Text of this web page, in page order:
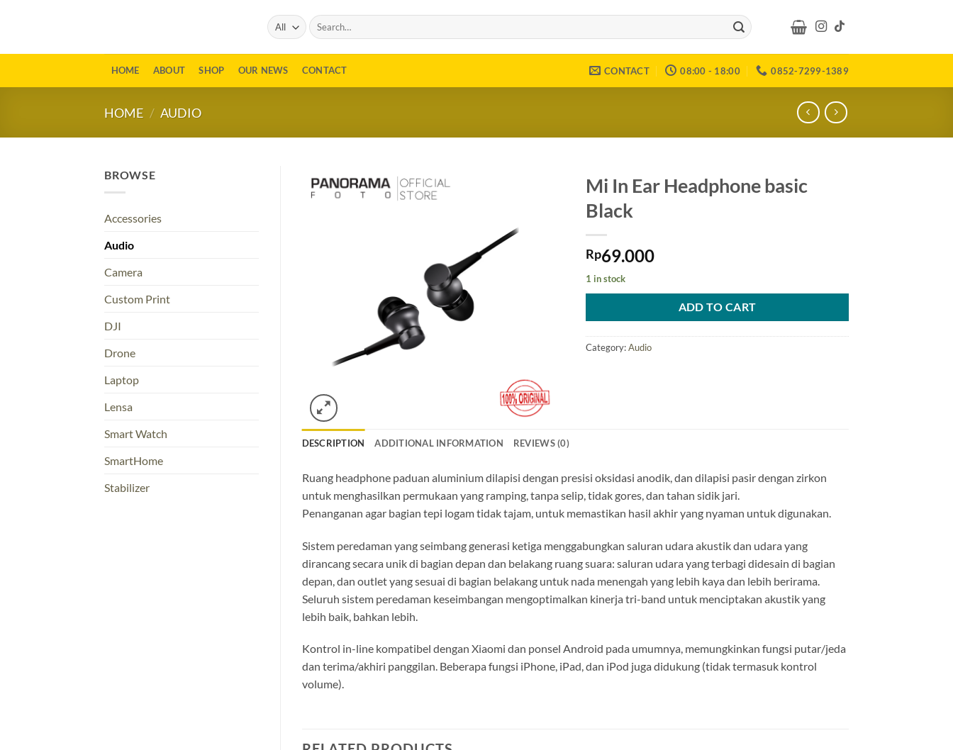
Search
for:
HOME ABOUT SHOP OUR NEWS CONTACT CONTACT 08:00 - 18:00 0852-7299-1389
HOME / AUDIO
BROWSE
Accessories
Audio
Camera
Custom Print
DJI
Drone
Laptop
Lensa
Smart Watch
SmartHome
Stabilizer
Mi In Ear Headphone basic
Black
Rp69.000
1 in stock
ADD TO CART
Category:Audio
DESCRIPTION ADDITIONAL INFORMATION REVIEWS (0)
Ruang headphone paduan aluminium dilapisi dengan presisi oksidasi anodik, dan dilapisi pasir dengan zirkon
untuk menghasilkan permukaan yang ramping, tanpa selip, tidak gores, dan tahan sidik jari.
Penanganan agar bagian tepi logam tidak tajam, untuk memastikan hasil akhir yang nyaman untuk digunakan.
Sistem peredaman yang seimbang generasi ketiga menggabungkan saluran udara akustik dan udara yang
dirancang secara unik di bagian depan dan belakang ruang suara: saluran udara yang terbagi didesain di bagian
depan, dan outlet yang sesuai di bagian belakang untuk nada menengah yang lebih kaya dan lebih berirama.
Seluruh sistem peredaman keseimbangan mengoptimalkan kinerja tri-band untuk menciptakan akustik yang
lebih baik, bahkan lebih.
Kontrol in-line kompatibel dengan Xiaomi dan ponsel Android pada umumnya, memungkinkan fungsi putar/jeda
dan terima/akhiri panggilan. Beberapa fungsi iPhone, iPad, dan iPod juga didukung (tidak termasuk kontrol
volume).